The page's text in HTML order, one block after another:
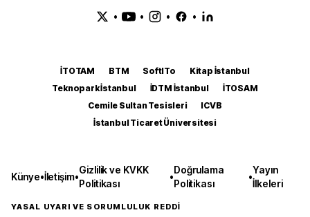
• • • •
İTOTAM BTM SoftITo
Kitap İstanbul
Teknopark İstanbul
İDTM İstanbul
İTOSAM
Cemile Sultan Tesisleri
ICVB
İstanbul Ticaret Üniversitesi
Künye•İletişim•
Gizlilik ve KVKK
Politikası
•
Doğrulama
Politikası
•
Yayın
İlkeleri
YASAL UYARI VE SORUMLULUK REDDİ